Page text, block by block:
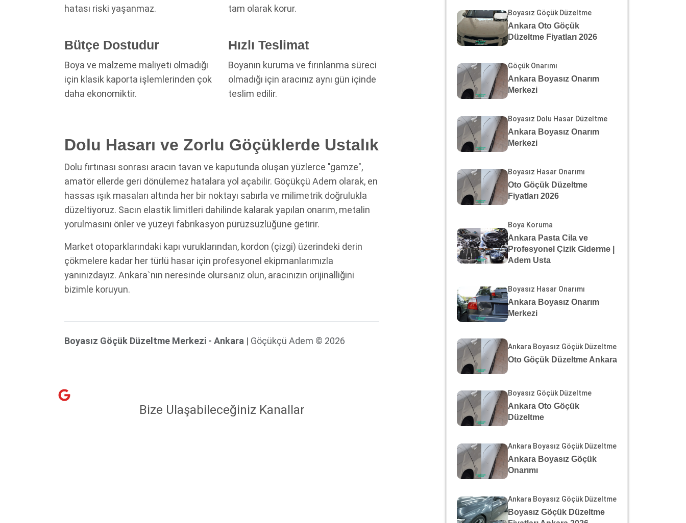
hatası riski yaşanmaz.
tam olarak korur.
Bütçe Dostudur
Boya ve malzeme maliyeti olmadığı
için klasik kaporta işlemlerinden çok
daha ekonomiktir.
Hızlı Teslimat
Boyanın kuruma ve fırınlanma süreci
olmadığı için aracınız aynı gün içinde
teslim edilir.
Dolu Hasarı ve Zorlu Göçüklerde Ustalık
Dolu fırtınası sonrası aracın tavan ve kaputunda oluşan yüzlerce "gamze",
amatör ellerde geri dönülemez hatalara yol açabilir. Göçükçü Adem olarak, en
hassas ışık masaları altında her bir noktayı sabırla ve milimetrik doğrulukla
düzeltiyoruz. Sacın elastik limitleri dahilinde kalarak yapılan onarım, metalin
yorulmasını önler ve yüzeyi fabrikasyon pürüzsüzlüğüne getirir.
Market otoparklarındaki kapı vuruklarından, kordon (çizgi) üzerindeki derin
çökmelere kadar her türlü hasar için profesyonel ekipmanlarımızla
yanınızdayız. Ankara`nın neresinde olursanız olun, aracınızın orijinalliğini
bizimle koruyun.
Boyasız Göçük Düzeltme Merkezi - Ankara | Göçükçü Adem © 2026
Bize Ulaşabileceğiniz Kanallar
Boyasız Göçük Düzeltme
Ankara Oto Göçük
Düzeltme Fiyatları 2026
Göçük Onarımı
Ankara Boyasız Onarım
Merkezi
Boyasız Dolu Hasar Düzeltme
Ankara Boyasız Onarım
Merkezi
Boyasız Hasar Onarımı
Oto Göçük Düzeltme
Fiyatları 2026
Boya Koruma
Ankara Pasta Cila ve
Profesyonel Çizik Giderme |
Adem Usta
Boyasız Hasar Onarımı
Ankara Boyasız Onarım
Merkezi
Ankara Boyasız Göçük Düzeltme
Oto Göçük Düzeltme Ankara
Boyasız Göçük Düzeltme
Ankara Oto Göçük
Düzeltme
Ankara Boyasız Göçük Düzeltme
Ankara Boyasız Göçük
Onarımı
Ankara Boyasız Göçük Düzeltme
Boyasız Göçük Düzeltme